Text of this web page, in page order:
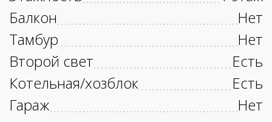
Балкон
Нет
Тамбур
Нет
Второй свет
Есть
Котельная/хозблок
Есть
Гараж
Нет